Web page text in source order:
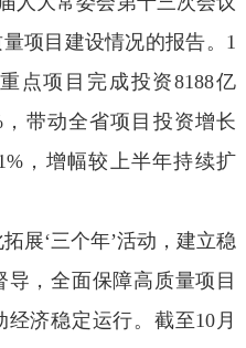
项目建设情况的报告。1
点项目完成投资8188亿
带动全省项目投资增长
，增幅较上半年持续扩
展‘三个年’活动，建立稳
，全面保障高质量项目
济稳定运行。截至10月